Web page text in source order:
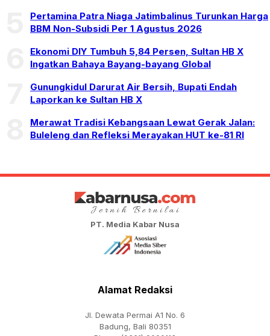
Pertamina Patra Niaga Jatimbalinus Turunkan Harga
BBM Non-Subsidi Per 1 Agustus 2026
Ekonomi DIY Tumbuh 5,84 Persen, Sultan HB X
Ingatkan Bahaya Bayang-bayang Global
Gunungkidul Darurat Air Bersih, Bupati Endah
Laporkan ke Sultan HB X
Merawat Tradisi Kebangsaan Lewat Gerak Jalan:
Buleleng dan Refleksi Merayakan HUT ke-81 RI
PT. Media Kabar Nusa
Alamat Redaksi
Jl. Dewata Permai A1 No. 6
Badung, Bali 80351